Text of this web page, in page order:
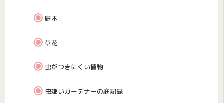
庭木
草花
虫がつきにくい植物
虫嫌いガーデナーの庭記録